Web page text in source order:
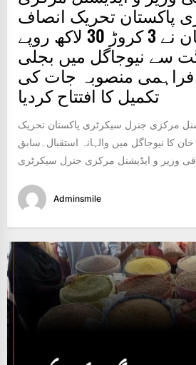
پاکستان تحریک انصاف
عمر ایوب خان نے 3 کروڑ 30 لاکھ روپے
سے نیوجاگل میں بجلی
منصوبہ جات کی
تکمیل کا افتتاح کردیا
مرکزی جنرل سیکرٹری پاکستان تحریک
کا نیوجاگل میں والہانہ استقبال۔سابق
Adminsmile